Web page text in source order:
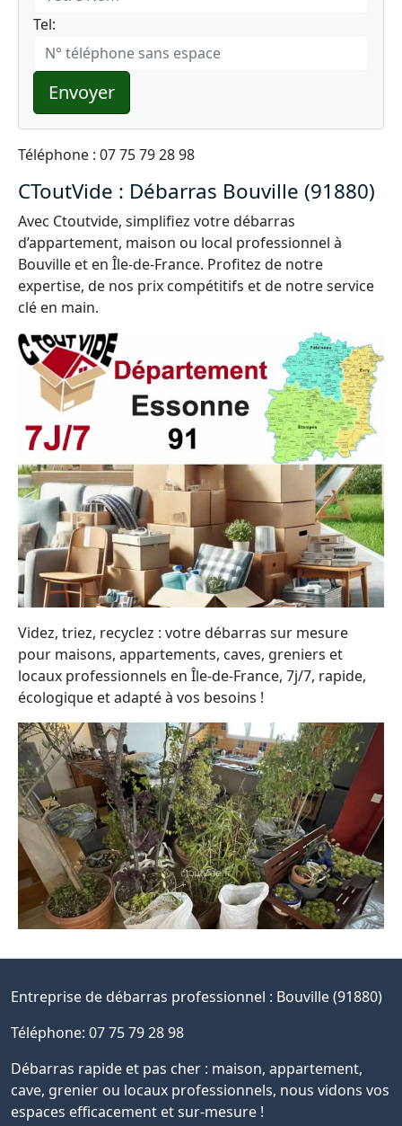
Tel:
Envoyer
Téléphone : 07 75 79 28 98
CToutVide : Débarras Bouville (91880)
Avec Ctoutvide, simplifiez votre débarras
d’appartement, maison ou local professionnel à
Bouville et en Île-de-France. Profitez de notre
expertise, de nos prix compétitifs et de notre service
clé en main.
Videz, triez, recyclez : votre débarras sur mesure
pour maisons, appartements, caves, greniers et
locaux professionnels en Île-de-France, 7j/7, rapide,
écologique et adapté à vos besoins !
Entreprise de débarras professionnel : Bouville (91880)
Téléphone: 07 75 79 28 98
Débarras rapide et pas cher : maison, appartement,
cave, grenier ou locaux professionnels, nous vidons vos
espaces efficacement et sur-mesure !